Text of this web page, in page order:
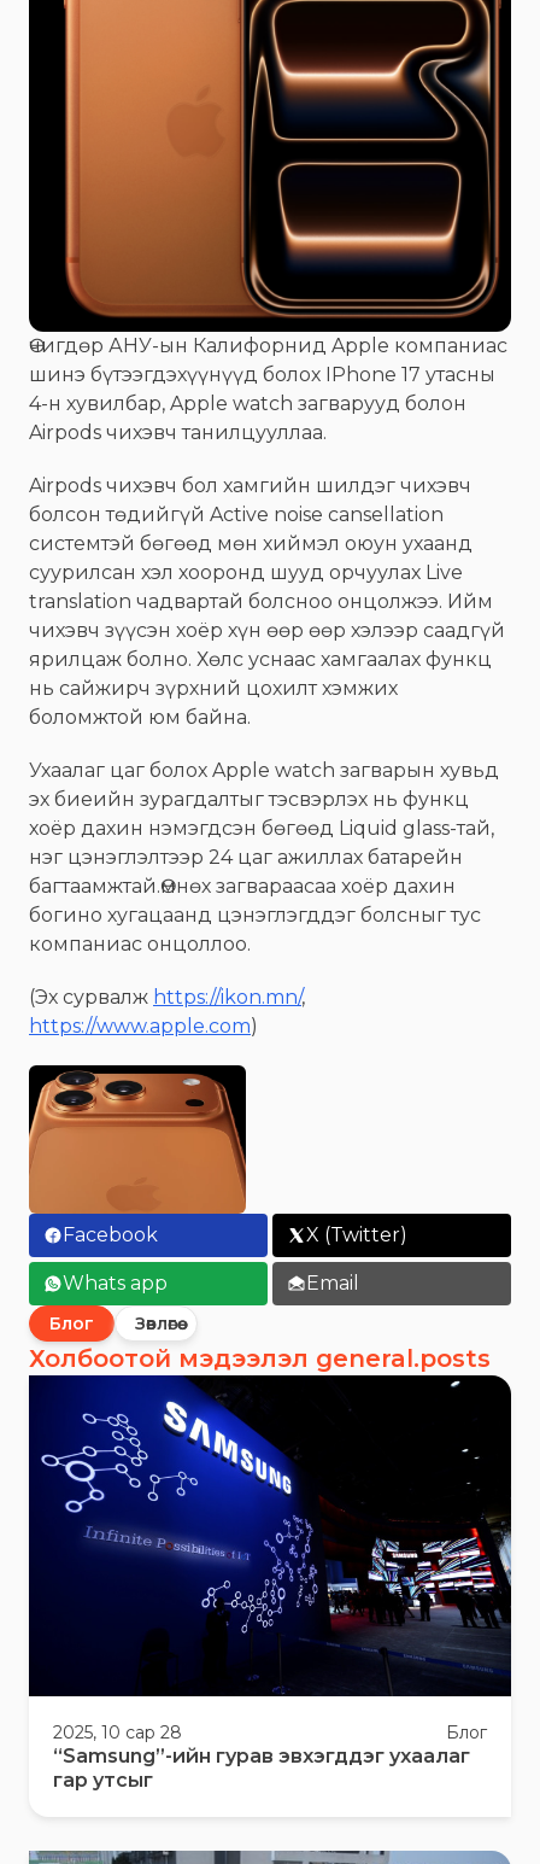
Өчигдөр АНУ-ын Калифорнид Apple компаниас
шинэ бүтээгдэхүүнүүд болох IPhone 17 утасны
4-н хувилбар, Apple watch загварууд болон
Airpods чихэвч танилцууллаа.
Airpods чихэвч бол хамгийн шилдэг чихэвч
болсон төдийгүй Active noise cansellation
системтэй бөгөөд мөн хиймэл оюун ухаанд
суурилсан хэл хооронд шууд орчуулах Live
translation чадвартай болсноо онцолжээ. Ийм
чихэвч зүүсэн хоёр хүн өөр өөр хэлээр саадгүй
ярилцаж болно. Хөлс уснаас хамгаалах функц
нь сайжирч зүрхний цохилт хэмжих
боломжтой юм байна.
Ухаалаг цаг болох Apple watch загварын хувьд
эх биеийн зурагдалтыг тэсвэрлэх нь функц
хоёр дахин нэмэгдсэн бөгөөд Liquid glass-тай,
нэг цэнэглэлтээр 24 цаг ажиллах батарейн
багтаамжтай.Өмнөх загвараасаа хоёр дахин
богино хугацаанд цэнэглэгддэг болсныг тус
компаниас онцоллоо.
(Эх сурвалж https://ikon.mn/,
https://www.apple.com)
Facebook X (Twitter)
Whats app Email
Блог Зөвлөгөө
Холбоотой мэдээлэл general.posts
2025, 10 сар 28 Блог
“Samsung”-ийн гурав эвхэгддэг ухаалаг
гар утсыг